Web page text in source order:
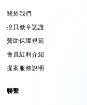
關於我們
挖貝徽章認證
贊助保障規範
會員紅利介紹
提案服務說明
聯繫